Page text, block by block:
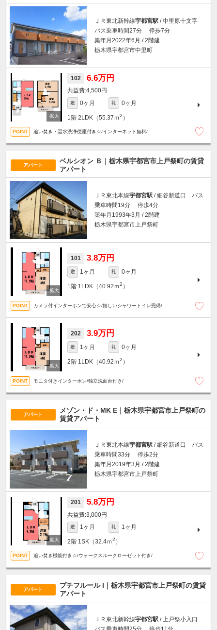
ＪＲ東北新幹線宇都宮駅 / 中里原十文字
バス乗車時間27分 停歩7分
築年月2022年6月 / 2階建
栃木県宇都宮市中里町
102 6.6万円
4,500円
敷 0ヶ月 礼 0ヶ月
1階 2LDK（55.37ｍ2 ）
追い焚き・温水洗浄便座付き☆/インターネット無料/
アパート
ベルシオン Ｂ｜栃木県宇都宮市上戸祭町の賃貸
アパート
ＪＲ東北本線宇都宮駅 / 細谷新道口 バス
乗車時間19分 停歩4分
築年月1993年3月 / 2階建
栃木県宇都宮市上戸祭町
101 3.8万円
敷 1ヶ月 礼 0ヶ月
1階 1LDK（40.92ｍ2 ）
カメラ付インターホンで安心☆/嬉しいシャワートイレ完備/
202 3.9万円
敷 1ヶ月 礼 0ヶ月
2階 1LDK（40.92ｍ2 ）
モニタ付きインターホン/独立洗面台付き/
アパート
メゾン・ド・MK E｜栃木県宇都宮市上戸祭町の
賃貸アパート
ＪＲ東北本線宇都宮駅 / 細谷新道口 バス
乗車時間33分 停歩2分
築年月2019年3月 / 2階建
栃木県宇都宮市上戸祭町
201 5.8万円
3,000円
敷 1ヶ月 礼 1ヶ月
2階 1SK（32.4ｍ2 ）
追い焚き機能付き☆/ウォークスルークローゼット付き/
アパート
プチフルール I｜栃木県宇都宮市上戸祭町の賃貸
アパート
ＪＲ東北新幹線宇都宮駅 / 上戸祭小入口